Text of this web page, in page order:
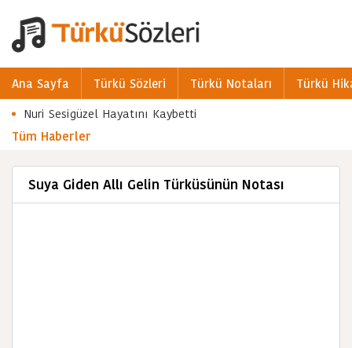
Ana Sayfa Türkü Sözleri Türkü Notaları
Türkü
Nuri Sesigüzel Hayatını Kaybetti
Tüm Haberler
Suya Giden Allı Gelin Türküsünün Notası